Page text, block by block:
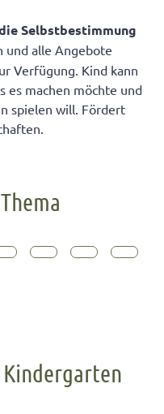
Selbstbestimmung
und alle Angebote
Verfügung. Kind kann
es machen möchte und
spielen will. Fördert